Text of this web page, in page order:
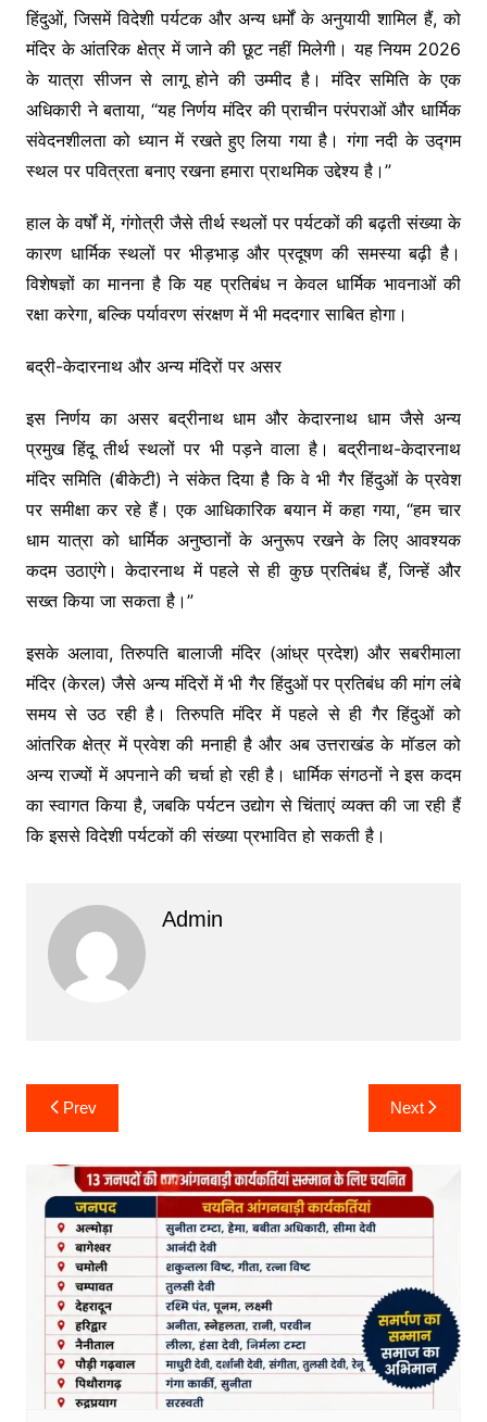
हिंदुओं, जिसमें विदेशी पर्यटक और अन्य धर्मों के अनुयायी शामिल हैं, को
मंदिर के आंतरिक क्षेत्र में जाने की छूट नहीं मिलेगी। यह नियम 2026
के यात्रा सीजन से लागू होने की उम्मीद है। मंदिर समिति के एक
अधिकारी ने बताया, “यह निर्णय मंदिर की प्राचीन परंपराओं और धार्मिक
संवेदनशीलता को ध्यान में रखते हुए लिया गया है। गंगा नदी के उद्गम
स्थल पर पवित्रता बनाए रखना हमारा प्राथमिक उद्देश्य है।”
हाल के वर्षों में, गंगोत्री जैसे तीर्थ स्थलों पर पर्यटकों की बढ़ती संख्या के
कारण धार्मिक स्थलों पर भीड़भाड़ और प्रदूषण की समस्या बढ़ी है।
विशेषज्ञों का मानना है कि यह प्रतिबंध न केवल धार्मिक भावनाओं की
रक्षा करेगा, बल्कि पर्यावरण संरक्षण में भी मददगार साबित होगा।
बद्री-केदारनाथ और अन्य मंदिरों पर असर
इस निर्णय का असर बद्रीनाथ धाम और केदारनाथ धाम जैसे अन्य
प्रमुख हिंदू तीर्थ स्थलों पर भी पड़ने वाला है। बद्रीनाथ-केदारनाथ
मंदिर समिति (बीकेटी) ने संकेत दिया है कि वे भी गैर हिंदुओं के प्रवेश
पर समीक्षा कर रहे हैं। एक आधिकारिक बयान में कहा गया, “हम चार
धाम यात्रा को धार्मिक अनुष्ठानों के अनुरूप रखने के लिए आवश्यक
कदम उठाएंगे। केदारनाथ में पहले से ही कुछ प्रतिबंध हैं, जिन्हें और
सख्त किया जा सकता है।”
इसके अलावा, तिरुपति बालाजी मंदिर (आंध्र प्रदेश) और सबरीमाला
मंदिर (केरल) जैसे अन्य मंदिरों में भी गैर हिंदुओं पर प्रतिबंध की मांग लंबे
समय से उठ रही है। तिरुपति मंदिर में पहले से ही गैर हिंदुओं को
आंतरिक क्षेत्र में प्रवेश की मनाही है और अब उत्तराखंड के मॉडल को
अन्य राज्यों में अपनाने की चर्चा हो रही है। धार्मिक संगठनों ने इस कदम
का स्वागत किया है, जबकि पर्यटन उद्योग से चिंताएं व्यक्त की जा रही हैं
कि इससे विदेशी पर्यटकों की संख्या प्रभावित हो सकती है।
Admin
Post
navigation
Prev Next